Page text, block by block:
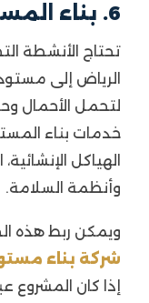
6. بناء المستودعات بالرياض
تحتاج الأنشطة
الرياض إلى
لتحمل الأحمال
خدمات بناء
الهياكل
وأنظمة السلامة.
ويمكن ربط هذه
شركة بناء
إذا كان